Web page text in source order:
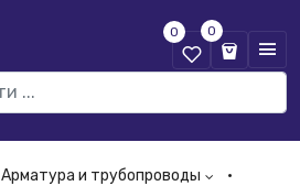
0 0
Арматура и трубопроводы